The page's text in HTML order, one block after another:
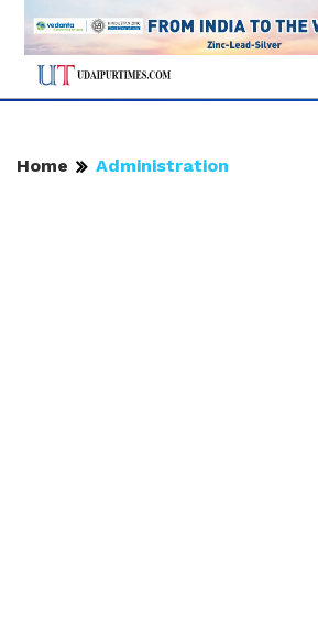
Home Administration